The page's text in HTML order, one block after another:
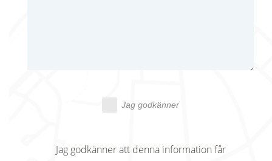
Jag godkänner
Jag godkänner att denna information får